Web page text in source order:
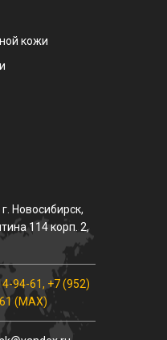
кожи
г. Новосибирск,
114 корп. 2,
94-61, +7 (952)
(MAX)